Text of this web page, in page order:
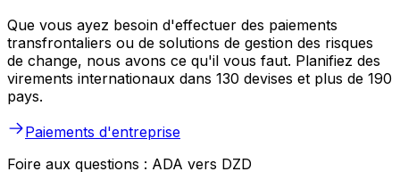
Que vous ayez besoin d'effectuer des paiements
transfrontaliers ou de solutions de gestion des risques
de change, nous avons ce qu'il vous faut. Planifiez des
virements internationaux dans 130 devises et plus de 190
pays.
Paiements d'entreprise
Foire aux questions : ADA vers DZD